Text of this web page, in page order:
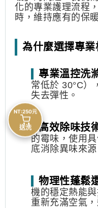
化的專業護理流程
時，維持應有的保
為什麼選擇專業
專業溫控洗
常低於 30°C）
失去彈性。
高效除味技
的霉味，使用
底消除異味來源
物理性蓬鬆
機的穩定熱能
重新充滿空氣
NT:250元
送洗